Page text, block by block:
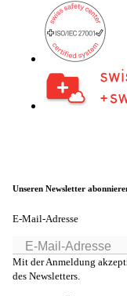
CarlOS
mpp
Unseren Newsletter
E-Mail-Adresse
Mit der Anmeldung
des Newsletters.